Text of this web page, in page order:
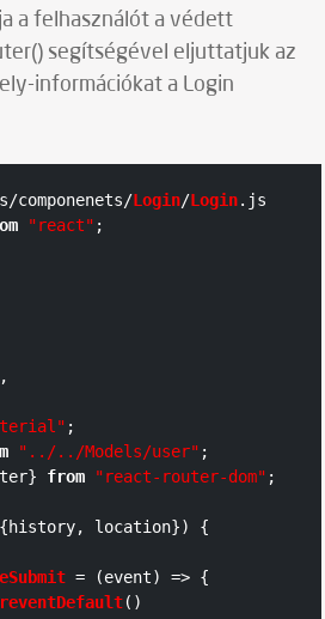
a felhasználót a védett
segítségével eljuttatjuk az
információkat a Login
componenets/Login/Login. js
"react"
,
"../../Models/user"
from "react-router-dom" ;
{history, location}) {
= (event) => {
()